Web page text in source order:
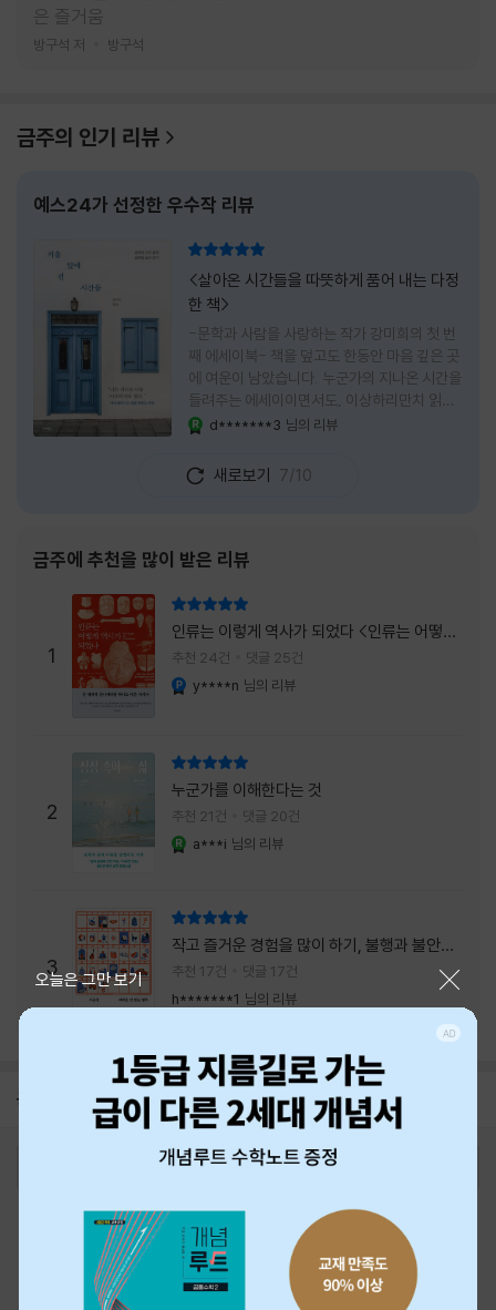
은 즐거움
방구석 저 방구석
금주의 인기 리뷰
예스24가 선정한 우수작 리뷰
<살아온 시간들을 따뜻하게 품어 내는 다정
한 책>
-문학과 사람을 사랑하는 작가 강미희의 첫 번
째 에세이북- 책을 덮고도 한동안 마음 깊은 곳
에 여운이 남았습니다. 누군가의 지나온 시간을
들려주는 에세이이면서도, 이상하리만치 읽는
사람 자신의 삶을 다시 돌아보게 만드는 책이었
으로 머물지 않고, 각자의 상처와 후회, 다 지나
온 줄 알았던 마음의 결을 가만히 비추는 거울
는다는 것, 대신 지나온 시간 속에서 비로소 알
있고 무너지지 않는 것보다 다시 일어서는 일이
더 중요하다는 사실을 담담하게 보여줍니다. 그
래서 읽는 내내 위로가 과장되지 않았고, 오히
려 그 절제된 진심 덕분에 더 오래 마음에 남았
습니다. 책 곳곳에
d*******3 님의 리뷰
새로보기 7/10
금주에 추천을 많이 받은 리뷰
1
인류는 이렇게 역사가 되었다 <인류는 어떻게
역사가 되었나>
추천 24건 댓글 25건
y****n 님의 리뷰
2
누군가를 이해한다는 것
추천 21건 댓글 20건
a***i 님의 리뷰
3
작고 즐거운 경험을 많이 하기, 불행과 불안을
회피하지 말기, 그리고 좋은 사람을 많이 만나
기.
추천 17건
댓글 17건
h*******1 님의 리뷰
공지 26년 NBCI 수상 안내
오늘은 그만 보기
최근 본 상품
고객센터 1544-3800 티켓 1544-6399
중고샵 1566-4295
eBook 1:1문의/채팅상담
예스이십사(주) 사업자 정보
이용약관
청소년보호정책